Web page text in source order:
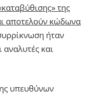
της
αποτελούν κώδωνα
ήταν
αναλυτές και
υπευθύνων